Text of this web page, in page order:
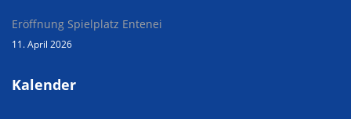
Eröffnung Spielplatz Entenei
11. April 2026
Kalender